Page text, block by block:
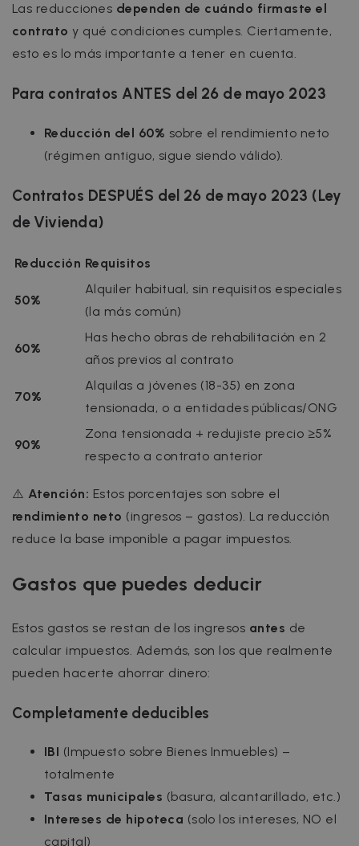
Las reducciones dependen de cuándo firmaste el
contrato y qué condiciones cumples. Ciertamente,
esto es lo más importante a tener en cuenta.
Para contratos ANTES del 26 de mayo 2023
Reducción del 60% sobre el rendimiento neto
(régimen antiguo, sigue siendo válido).
Contratos DESPUÉS del 26 de mayo 2023 (Ley
de Vivienda)
Reducción Requisitos
50%
Alquiler habitual, sin requisitos especiales
(la más común)
60%
Has hecho obras de rehabilitación en 2
años previos al contrato
70%
Alquilas a jóvenes (18-35) en zona
tensionada, o a entidades públicas/ONG
90%
Zona tensionada + redujiste precio ≥5%
respecto a contrato anterior
⚠️ Atención: Estos porcentajes son sobre el
rendimiento neto (ingresos – gastos). La reducción
reduce la base imponible a pagar impuestos.
Gastos que puedes deducir
Estos gastos se restan de los ingresos antes de
calcular impuestos. Además, son los que realmente
pueden hacerte ahorrar dinero:
Completamente deducibles
IBI (Impuesto sobre Bienes Inmuebles) –
totalmente
Tasas municipales (basura, alcantarillado, etc.)
Intereses de hipoteca (solo los intereses, NO el
capital)